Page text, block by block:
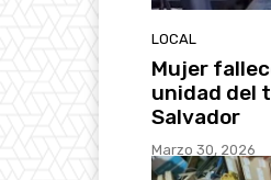
LOCAL
Mujer
unidad del
Salvador
Marzo 30, 2026